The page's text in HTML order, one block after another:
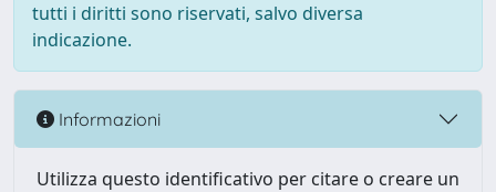
tutti i diritti sono riservati, salvo diversa
indicazione.
Informazioni
Utilizza questo identificativo per citare o creare un